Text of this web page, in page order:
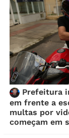
Prefeitura
em frente a
multas por
começam em